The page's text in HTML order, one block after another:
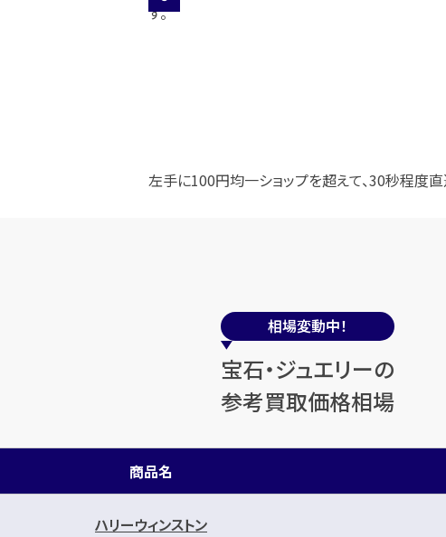
左手に100円均一ショップを超えて、30秒程度直
相場変動中！
宝石・ジュエリーの
参考買取価格相場
商品名
ハリーウィンストン